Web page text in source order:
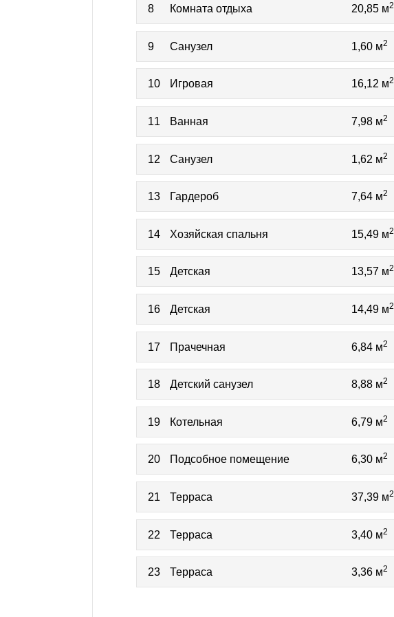
8 Комната отдыха 20,85 м2
9 Санузел 1,60 м2
10 Игровая 16,12 м2
11 Ванная 7,98 м2
12 Санузел 1,62 м2
13 Гардероб 7,64 м2
14 Хозяйская спальня 15,49 м2
15 Детская 13,57 м2
16 Детская 14,49 м2
17 Прачечная 6,84 м2
18 Детский санузел 8,88 м2
19 Котельная 6,79 м2
20 Подсобное помещение 6,30 м2
21 Терраса 37,39 м2
22 Терраса 3,40 м2
23 Терраса 3,36 м2